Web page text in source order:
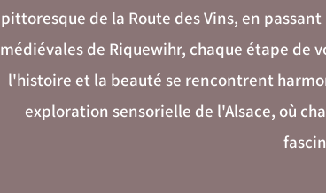
pittoresque de la Route des Vins, en
médiévales de Riquewihr, chaque étape de
l'histoire et la beauté se rencontrent
exploration sensorielle de l'Alsace, où